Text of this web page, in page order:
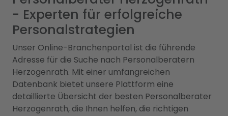
- Experten für erfolgreiche
Personalstrategien
Unser Online-Branchenportal ist die führende
Adresse für die Suche nach Personalberatern
Herzogenrath. Mit einer umfangreichen
Datenbank bietet unsere Plattform eine
detaillierte Übersicht der besten Personalberater
Herzogenrath, die Ihnen helfen, die richtigen